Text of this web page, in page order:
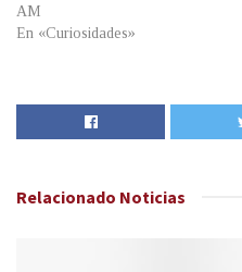
AM
En «Curiosidades»
Relacionado Noticias